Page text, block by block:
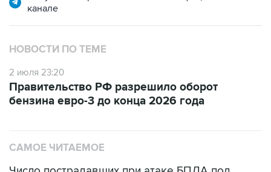
НОВОСТИ ПО ТЕМЕ
2 июля 23:20
бензина евро-3 до конца 2026 года
Число пострадавших при атаке БПЛА под